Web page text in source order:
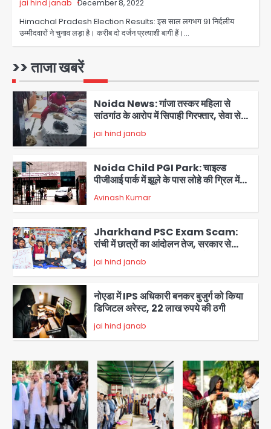
jai hind janab December 8, 2022
Himachal Pradesh Election Results: इस साल लगभग 91 निर्दलीय
उम्मीदवारों ने चुनाव लड़ा है। करीब दो दर्जन प्रत्याशी बागी हैं।…
>> ताजा खबरें
jai hind janab
1
Noida Authority: जांच के घेरे में प्लानिंग
2
Noida News: गांजा तस्कर महिला से
सांठगांठ के आरोप में सिपाही गिरफ्तार, सेवा से
बर्खास्त, कई पुलिसकर्मियों में डर
jai hind janab
3
Noida Child PGI Park: चाइल्ड
पीजीआई पार्क में झूले के पास लोहे की ग्रिल में
उतरा करंट, 7 साल के बच्चे की हालत गंभीर,
बिजली विभाग पर लापरवाही का आरोप
Avinash Kumar
4
Jharkhand PSC Exam Scam:
रांची में छात्रों का आंदोलन तेज, सरकार से
बातचीत को तैयार, रखीं दो बड़ी शर्तें
jai hind janab
5
नोएडा में IPS अधिकारी बनकर बुजुर्ग को किया
डिजिटल अरेस्ट, 22 लाख रुपये की ठगी
jai hind janab
1
Noida Authority: जांच के घेरे में प्लानिंग
विभाग, GM मीना भार्गव पर उठ रहे सवाल,
कार्रवाई में देरी पर भी चर्चा तेज
jai hind janab
Noida News: गांजा तस्कर महिला से